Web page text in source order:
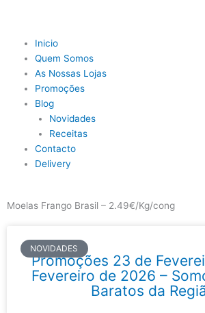
Main
Menu
Inicio
Quem Somos
As Nossas Lojas
Promoções
Blog
Novidades
Receitas
Contacto
Delivery
Moelas Frango Brasil – 2.49€/Kg/cong
NOVIDADES
Promoções 23 de
Fevereiro de 2026 –
Baratos da